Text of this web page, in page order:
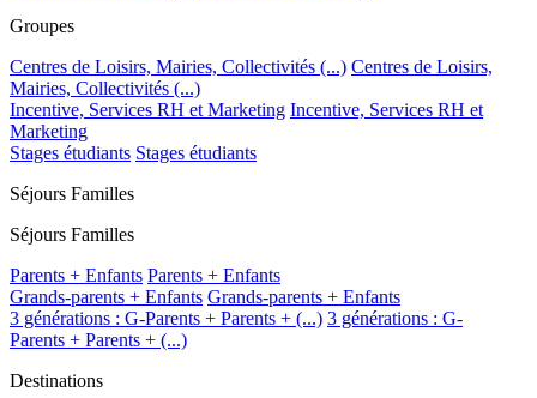
Groupes
Centres de Loisirs, Mairies, Collectivités (...) Centres de Loisirs,
Mairies, Collectivités (...)
Incentive, Services RH et Marketing Incentive, Services RH et
Marketing
Stages étudiants Stages étudiants
Séjours Familles
Séjours Familles
Parents + Enfants Parents + Enfants
Grands-parents + Enfants Grands-parents + Enfants
3 générations : G-Parents + Parents + (...) 3 générations : G-
Parents + Parents + (...)
Destinations